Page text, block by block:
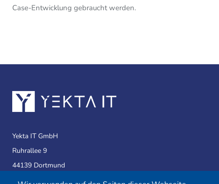
Case-Entwicklung gebraucht werden.
Yekta IT GmbH
Ruhrallee 9
44139 Dortmund